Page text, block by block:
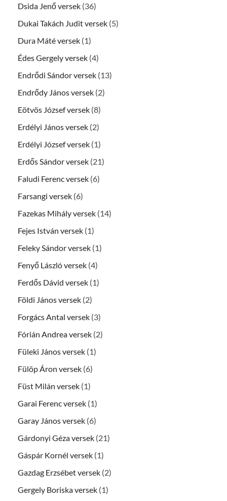
Dsida Jenő versek (36)
Dukai Takách Judit versek (5)
Dura Máté versek (1)
Édes Gergely versek (4)
Endrődi Sándor versek (13)
Endrődy János versek (2)
Eötvös József versek (8)
Erdélyi János versek (2)
Erdélyi József versek (1)
Erdős Sándor versek (21)
Faludi Ferenc versek (6)
Farsangi versek (6)
Fazekas Mihály versek (14)
Fejes István versek (1)
Feleky Sándor versek (1)
Fenyő László versek (4)
Ferdős Dávid versek (1)
Földi János versek (2)
Forgács Antal versek (3)
Fórián Andrea versek (2)
Füleki János versek (1)
Fülöp Áron versek (6)
Füst Milán versek (1)
Garai Ferenc versek (1)
Garay János versek (6)
Gárdonyi Géza versek (21)
Gáspár Kornél versek (1)
Gazdag Erzsébet versek (2)
Gergely Boriska versek (1)